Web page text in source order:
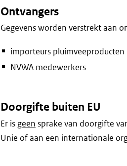
Ontvangers
Gegevens worden verstrekt aan
importeurs pluimveeproducten
NVWA medewerkers
Doorgifte buiten EU
Er is geen sprake van doorgifte
Unie of aan een internationale